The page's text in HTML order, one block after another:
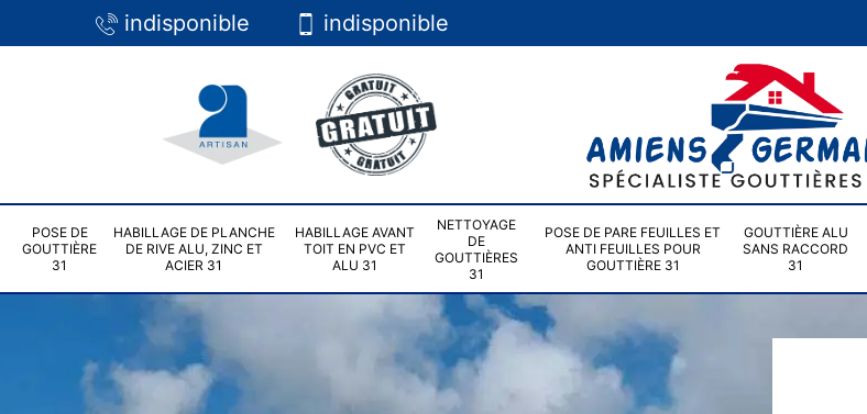
indisponible indisponible
POSE DE
GOUTTIÈRE
31
HABILLAGE DE PLANCHE
DE RIVE ALU, ZINC ET
ACIER 31
HABILLAGE AVANT
TOIT EN PVC ET
ALU 31
NETTOYAGE
DE
GOUTTIÈRES
31
POSE DE PARE FEUILLES ET
ANTI FEUILLES POUR
GOUTTIÈRE 31
GOUTTIÈRE ALU
SANS RACCORD
31